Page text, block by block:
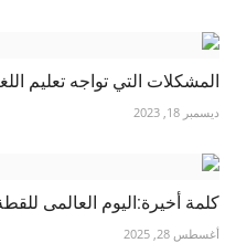
المشكلات التي تواجه تعليم
ديسمبر 18, 2023
كلمة أخيرة:اليوم العالمى
أغسطس 28, 2025